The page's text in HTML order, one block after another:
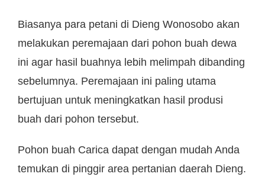
Biasanya para petani di Dieng Wonosobo akan
melakukan peremajaan dari pohon buah dewa
ini agar hasil buahnya lebih melimpah dibanding
sebelumnya. Peremajaan ini paling utama
bertujuan untuk meningkatkan hasil produsi
buah dari pohon tersebut.
Pohon buah Carica dapat dengan mudah Anda
temukan di pinggir area pertanian daerah Dieng.